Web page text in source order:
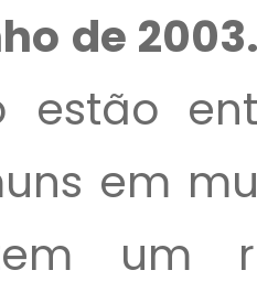
de
estão
em
um